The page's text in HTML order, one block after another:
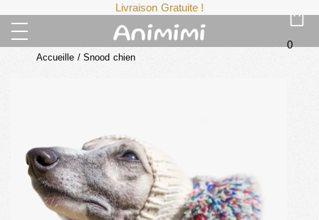
Livraison Gratuite !
0
Accueille / Snood chien